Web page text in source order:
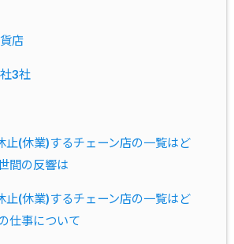
店
3社
止(休業)するチェーン店の一覧はど
間の反響は
止(休業)するチェーン店の一覧はど
仕事について